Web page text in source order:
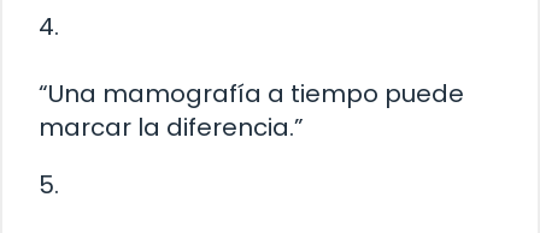
4.
“Una mamografía a tiempo puede
marcar la diferencia.”
5.